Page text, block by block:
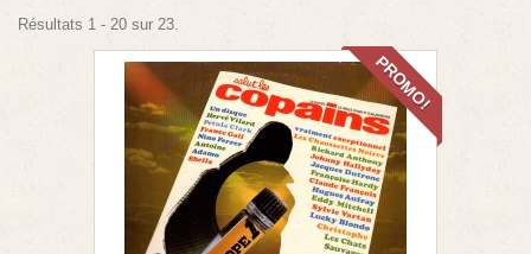
Résultats 1 - 20 sur 23.
PROMO!